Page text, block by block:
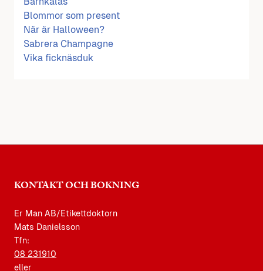
Blommor som present
När är Halloween?
Sabrera Champagne
Vika ficknäsduk
KONTAKT OCH BOKNING
Er Man AB/Etikettdoktorn
Mats Danielsson
Tfn:
08 231910
eller